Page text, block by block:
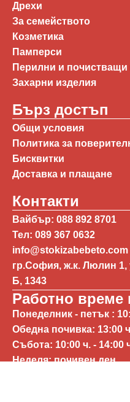
Дрехи
За семейството
Козметика
Памперси
Перилни и почистващи
Захарни изделия
Бърз достъп
Общи условия
Политика за
Бисквитки
Доставка и плащане
Контакти
Вайбър: 088 892 8701
Тел: 089 367 0632
info@stokizabebeto.com
гр.София, ж.к. Люлин 1,
Б, 1343
Работно време
Понеделник - петък :
Обедна почивка: 13:00
Събота: 10:00 ч. - 14:00
Неделя: почивен ден